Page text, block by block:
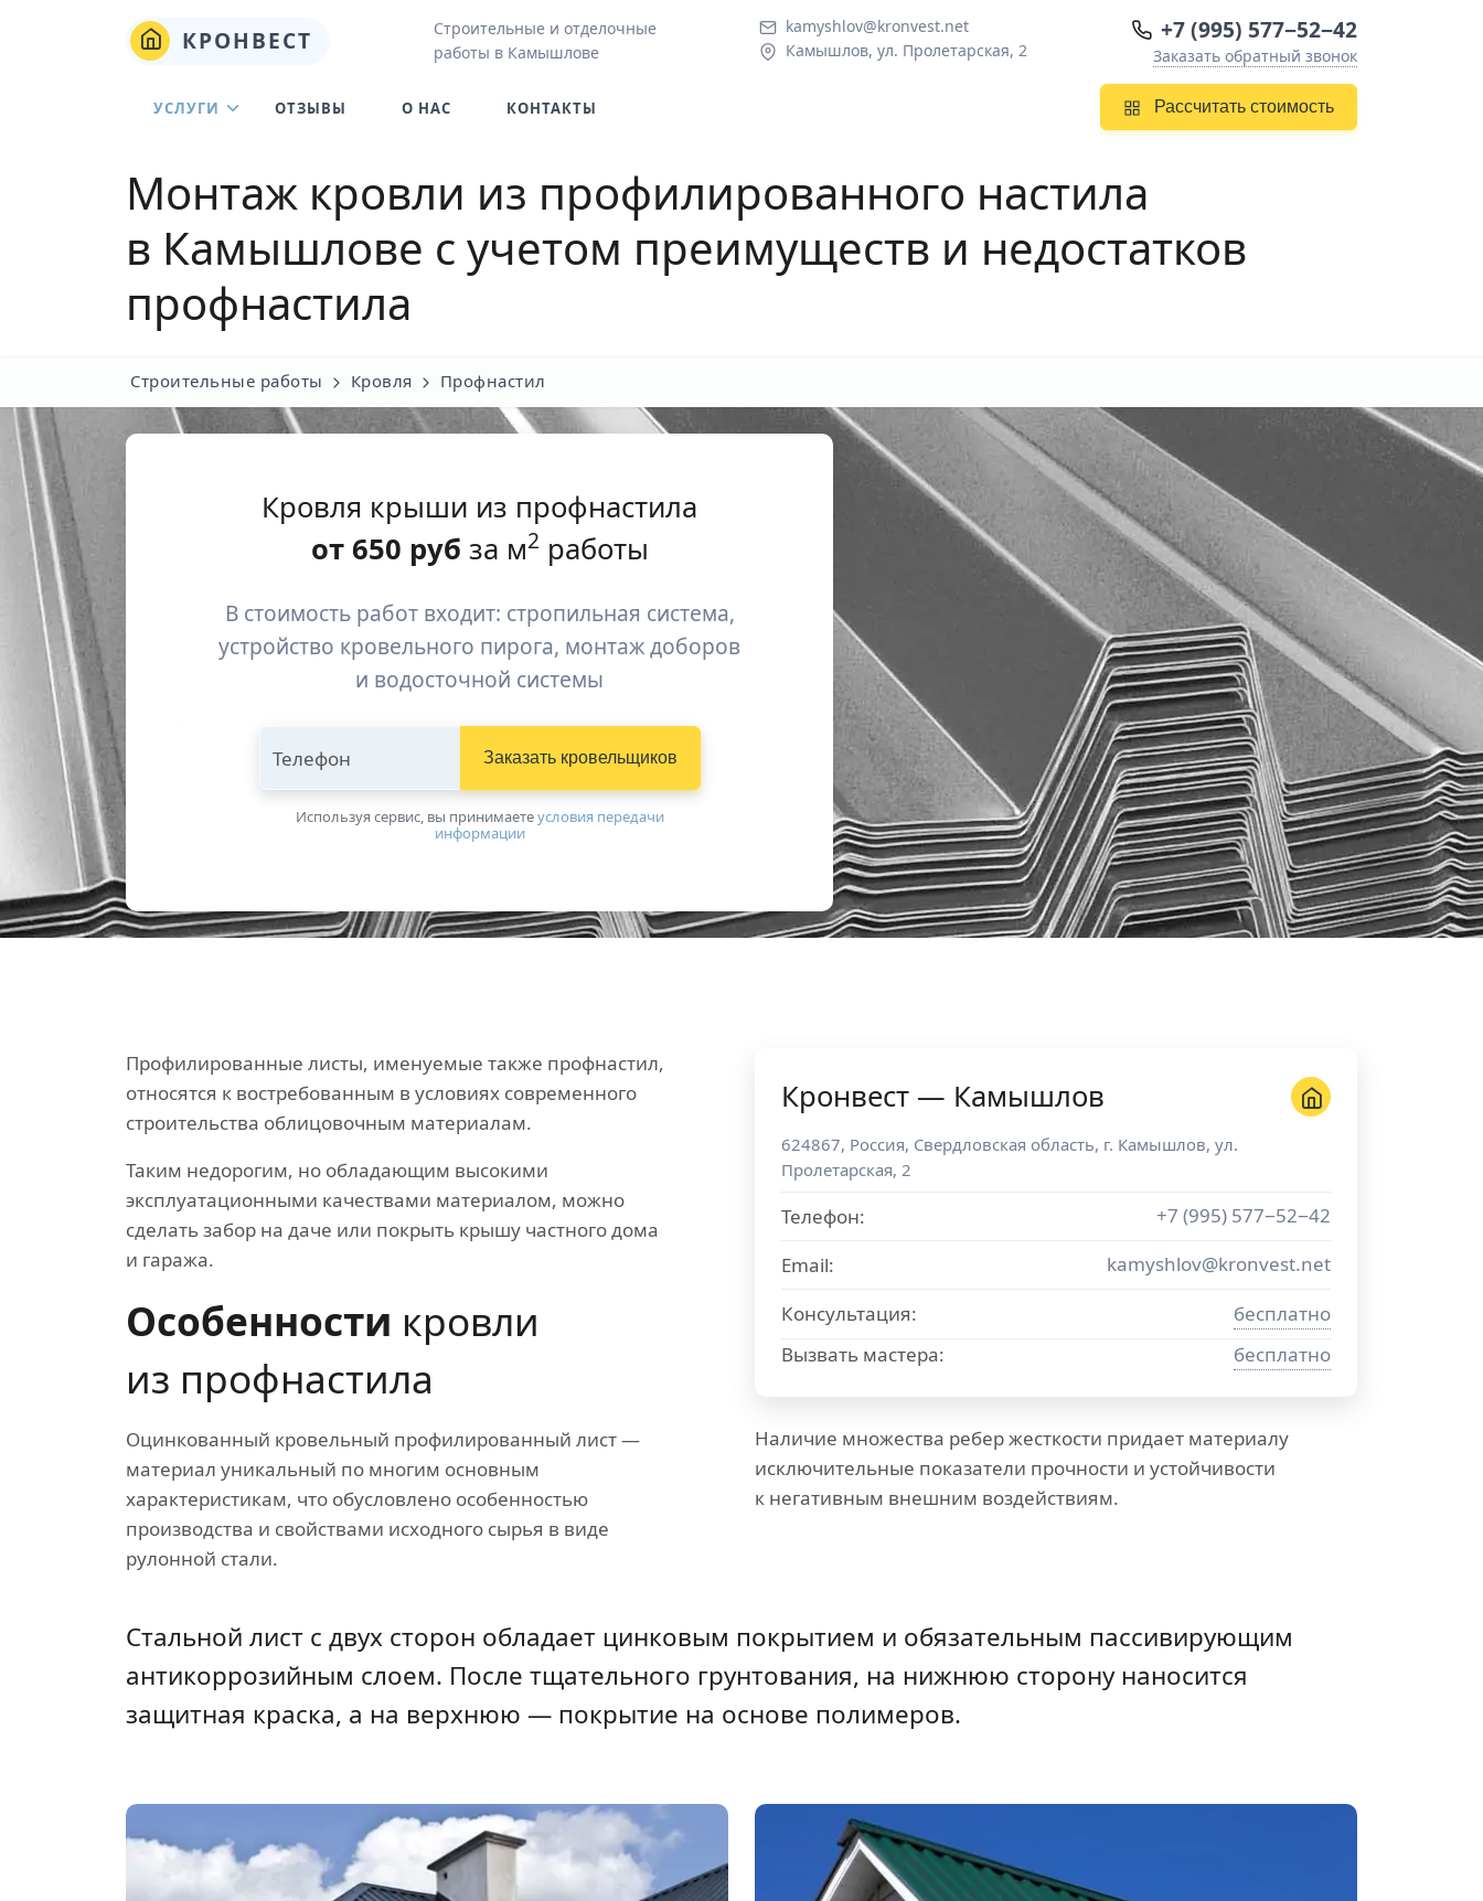
КРОНВЕСТ
Строительные и отделочные
работы в Камышлове
kamyshlov@kronvest.net
Камышлов, ул. Пролетарская, 2
+7 (995) 577−52−42
Заказать обратный звонок
Рассчитать стоимость
УСЛУГИ ОТЗЫВЫ О НАС КОНТАКТЫ
Монтаж кровли из профилированного настила
в Камышлове с учетом преимуществ и недостатков
профнастила
Строительные работы Кровля Профнастил
Кровля крыши из профнастила
от 650 руб за м2 работы
В стоимость работ входит: стропильная система,
устройство кровельного пирога, монтаж доборов
и водосточной системы
Телефон Заказатькровельщиков
Используя сервис, вы принимаетeусловия передачи
информации
Профилированные листы, именуемые также профнастил,
относятся к востребованным в условиях современного
строительства облицовочным материалам.
Таким недорогим, но обладающим высокими
эксплуатационными качествами материалом, можно
сделать забор на даче или покрыть крышу частного дома
и гаража.
Особенности кровли
из профнастила
Оцинкованный кровельный профилированный лист —
материал уникальный по многим основным
характеристикам, что обусловлено особенностью
производства и свойствами исходного сырья в виде
рулонной стали.
Кронвест — Камышлов
624867, Россия, Свердловская область, г. Камышлов, ул.
Пролетарская, 2
Телефон:
+7 (995) 577−52−42
Email:
kamyshlov@kronvest.net
Консультация:
бесплатно
Вызвать мастера:
бесплатно
Наличие множества ребер жесткости придает материалу
исключительные показатели прочности и устойчивости
к негативным внешним воздействиям.
Стальной лист с двух сторон обладает цинковым покрытием и обязательным пассивирующим
антикоррозийным слоем. После тщательного грунтования, на нижнюю сторону наносится
защитная краска, а на верхнюю — покрытие на основе полимеров.